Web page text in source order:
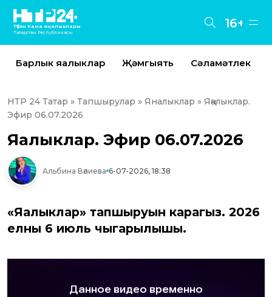
Түбән Кама яңалыклары
Татарстан Республикасы
16+
Барлык яңалыклар Җәмгыять Сәламәтлек
НТР 24 Татар » Тапшырулар » Яналыклар » Яңалыклар.
Эфир 06.07.2026
Яңалыклар. Эфир 06.07.2026
Альбина Вәлиева 6-07-2026, 18:38
«Яңалыклар» тапшыруын карагыз. 2026
елның 6 июль чыгарылышы.